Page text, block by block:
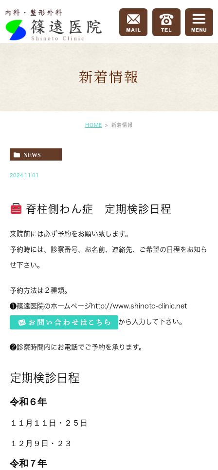
新着情報
HOME 新着情報
NEWS
2024.11.01
脊柱側わん症 定期検診日程
来院前には必ず予約をお願い致します。
予約時には、診察番号、お名前、連絡先、ご希望の日程をお知ら
せ下さい。
予約方法は２種類。
❶篠遠医院のホームページhttp://www.shinoto-clinic.net
から入力して下さい。
❷診察時間内にお電話でご予約を承ります。
定期検診日程
令和６年
１１月１１日・２５日
１２月９日・２３
令和７年